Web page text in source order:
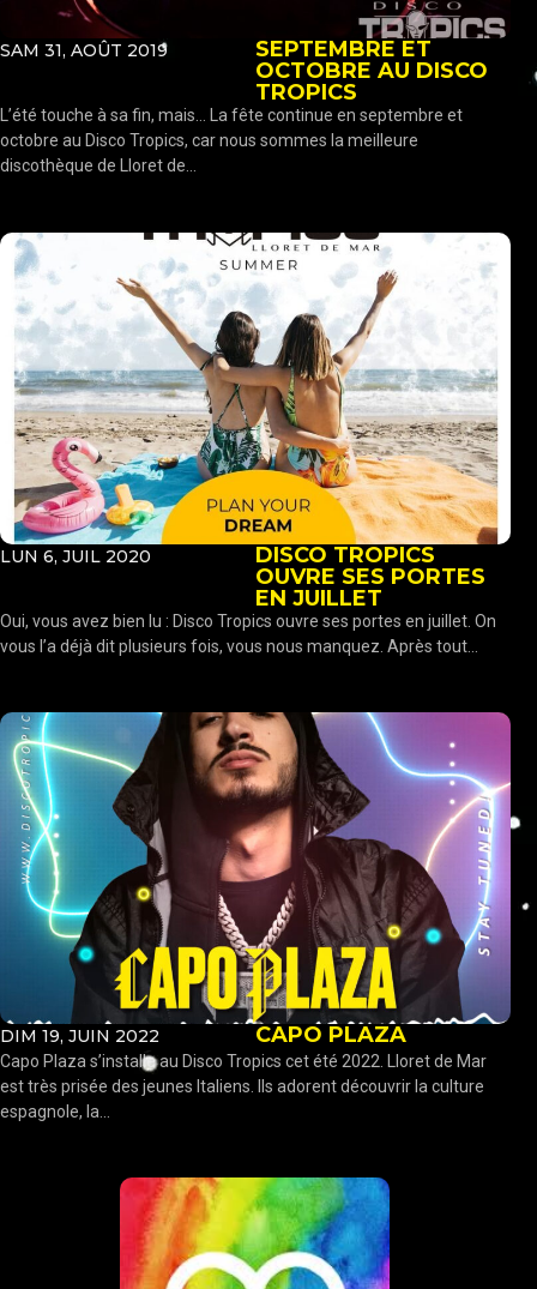
SAM 31, AOÛT 2019
SEPTEMBRE ET
OCTOBRE AU DISCO
TROPICS
L’été touche à sa fin, mais… La fête continue en septembre et
octobre au Disco Tropics, car nous sommes la meilleure
discothèque de Lloret de...
LUN 6, JUIL 2020
DISCO TROPICS
OUVRE SES PORTES
EN JUILLET
Oui, vous avez bien lu : Disco Tropics ouvre ses portes en juillet. On
vous l’a déjà dit plusieurs fois, vous nous manquez. Après tout...
DIM 19, JUIN 2022 CAPO PLAZA
Capo Plaza s’installe au Disco Tropics cet été 2022. Lloret de Mar
est très prisée des jeunes Italiens. Ils adorent découvrir la culture
espagnole, la...